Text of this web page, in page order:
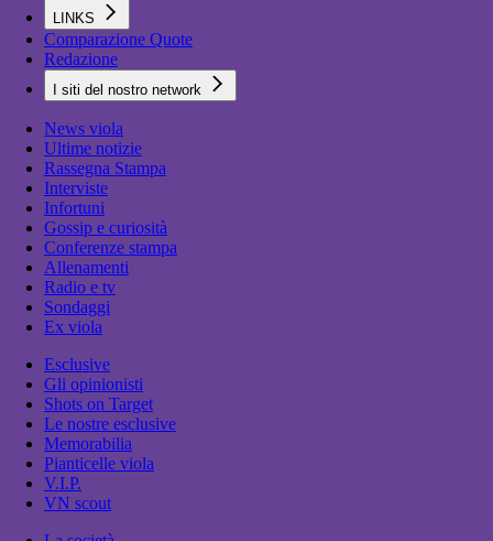
LINKS
Comparazione Quote
Redazione
I siti del nostro network
News viola
Ultime notizie
Rassegna Stampa
Interviste
Infortuni
Gossip e curiosità
Conferenze stampa
Allenamenti
Radio e tv
Sondaggi
Ex viola
Esclusive
Gli opinionisti
Shots on Target
Le nostre esclusive
Memorabilia
Pianticelle viola
V.I.P.
VN scout